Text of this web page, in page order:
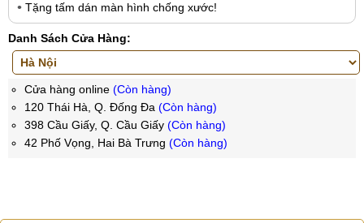
Tặng tấm dán màn hình chống xước!
Danh Sách Cửa Hàng:
Cửa hàng online (Còn hàng)
120 Thái Hà, Q. Đống Đa (Còn hàng)
398 Cầu Giấy, Q. Cầu Giấy (Còn hàng)
42 Phố Vọng, Hai Bà Trưng (Còn hàng)